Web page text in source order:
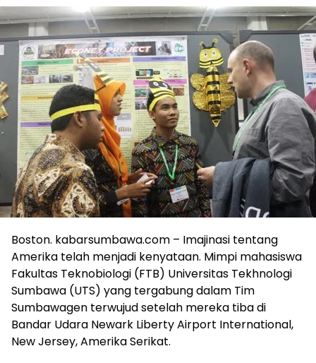
Boston. kabarsumbawa.com – Imajinasi tentang
Amerika telah menjadi kenyataan. Mimpi mahasiswa
Fakultas Teknobiologi (FTB) Universitas Tekhnologi
Sumbawa (UTS) yang tergabung dalam Tim
Sumbawagen terwujud setelah mereka tiba di
Bandar Udara Newark Liberty Airport International,
New Jersey, Amerika Serikat.